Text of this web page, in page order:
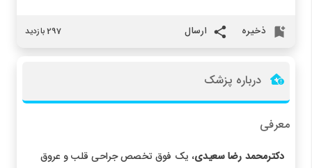
ذخیره ارسال 297 بازدید
درباره پزشک
معرفی
دکترمحمد رضا سعیدی، یک فوق تخصص جراحی قلب و عروق